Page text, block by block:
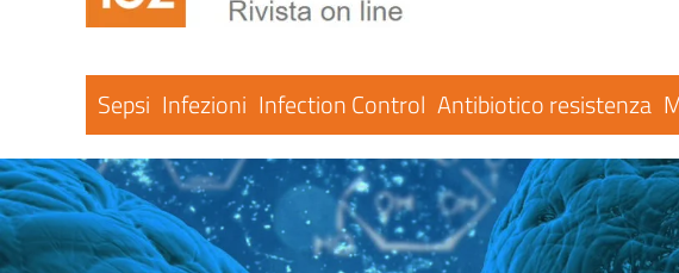
Sepsi Infezioni Infection Control Antibiotico resistenza